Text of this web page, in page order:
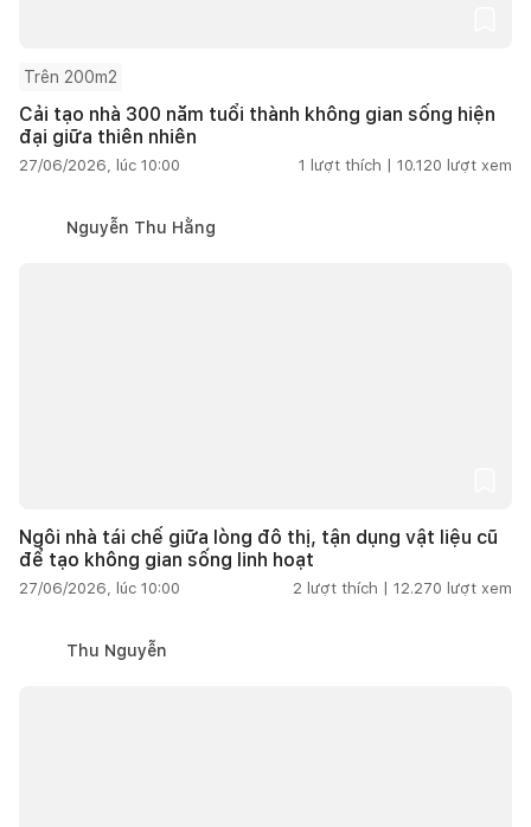
Trên 200m2
Cải tạo nhà 300 năm tuổi thành không gian sống hiện
đại giữa thiên nhiên
27/06/2026, lúc 10:00 1 lượt thích | 10.120 lượt xem
Nguyễn Thu Hằng
Ngôi nhà tái chế giữa lòng đô thị, tận dụng vật liệu cũ
để tạo không gian sống linh hoạt
27/06/2026, lúc 10:00 2 lượt thích | 12.270 lượt xem
Thu Nguyễn